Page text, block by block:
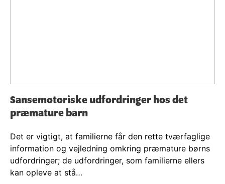
Sansemotoriske udfordringer hos det
præmature barn
Det er vigtigt, at familierne får den rette tværfaglige
information og vejledning omkring præmature børns
udfordringer; de udfordringer, som familierne ellers
kan opleve at stå…